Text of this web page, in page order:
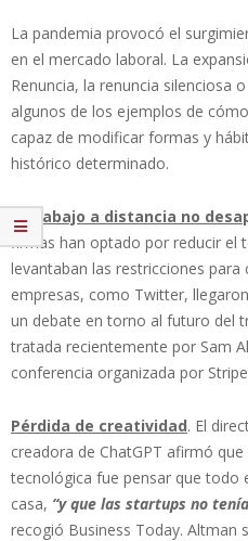
La pandemia provocó el
en el mercado laboral. La
Renuncia, la renuncia silenciosa
algunos de los ejemplos de
capaz de modificar formas y
histórico determinado.
El trabajo a distancia no
firmas han optado por reducir el
levantaban las restricciones para
empresas, como Twitter,
un debate en torno al futuro del
tratada recientemente por Sam
conferencia organizada por
Pérdida de creatividad. El
creadora de ChatGPT afirmó
tecnológica fue pensar que todo
casa, “y que las startups no
recogió Business Today. Altman